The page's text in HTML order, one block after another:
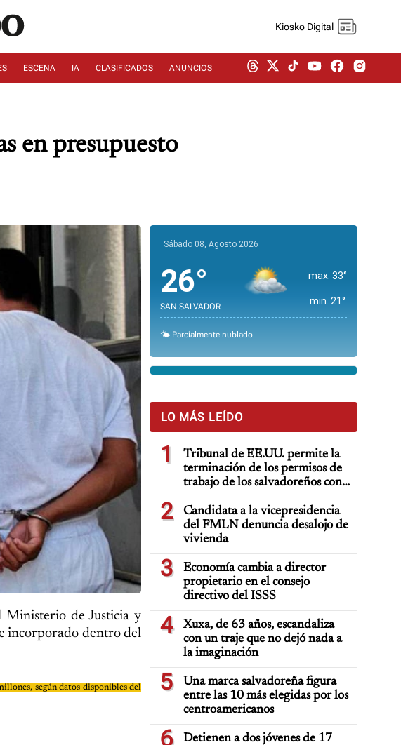
Kiosko Digital
ESCENA IA CLASIFICADOS ANUNCIOS
en presupuesto
Ministerio de Justicia y
incorporado dentro del
según datos disponibles del
Sábado 08, Agosto 2026
26°
SAN SALVADOR
max. 33°
min. 21°
🌤️ Parcialmente nublado
LO MÁS LEÍDO
1
Tribunal de EE.UU. permite la
terminación de los permisos de
trabajo de los salvadoreños con
TPS
2
Candidata a la vicepresidencia
del FMLN denuncia desalojo de
vivienda
3
Economía cambia a director
propietario en el consejo
directivo del ISSS
4
Xuxa, de 63 años, escandaliza
con un traje que no dejó nada a
la imaginación
5
Una marca salvadoreña figura
entre las 10 más elegidas por los
centroamericanos
6
Detienen a dos jóvenes de 17